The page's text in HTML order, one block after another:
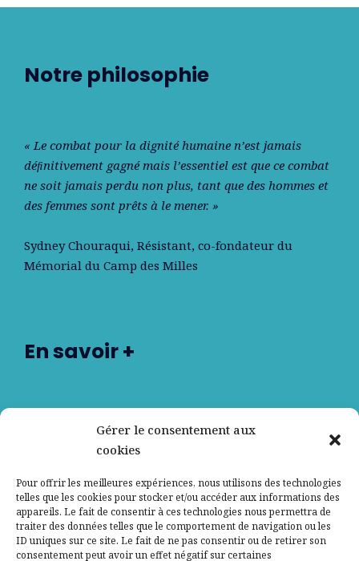
Gérer le consentement aux
cookies
Pour offrir les meilleures expériences, nous utilisons des technologies
telles que les cookies pour stocker et/ou accéder aux informations des
appareils. Le fait de consentir à ces technologies nous permettra de
traiter des données telles que le comportement de navigation ou les
ID uniques sur ce site. Le fait de ne pas consentir ou de retirer son
consentement peut avoir un effet négatif sur certaines
Notre philosophie
« Le combat pour la dignité humaine n’est jamais
déﬁnitivement gagné mais l’essentiel est que ce combat
ne soit jamais perdu non plus, tant que des hommes et
des femmes sont prêts à le mener. »
Sydney Chouraqui, Résistant, co-fondateur du
Mémorial du Camp des Milles
En savoir +
Contactez-nous
Mentions légales